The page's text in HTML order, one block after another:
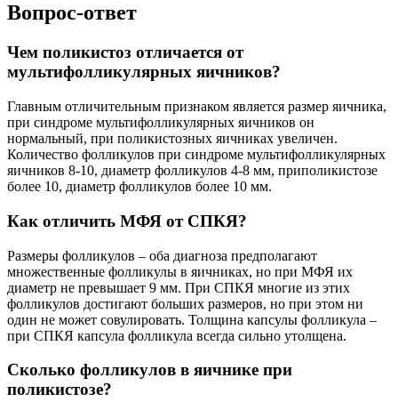
Вопрос-ответ
Чем поликистоз отличается от
мультифолликулярных яичников?
Главным отличительным признаком является размер яичника,
при синдроме мультифолликулярных яичников он
нормальный, при поликистозных яичниках увеличен.
Количество фолликулов при синдроме мультифолликулярных
яичников 8-10, диаметр фолликулов 4-8 мм, приполикистозе
более 10, диаметр фолликулов более 10 мм.
Как отличить МФЯ от СПКЯ?
Размеры фолликулов – оба диагноза предполагают
множественные фолликулы в яичниках, но при МФЯ их
диаметр не превышает 9 мм. При СПКЯ многие из этих
фолликулов достигают больших размеров, но при этом ни
один не может совулировать. Толщина капсулы фолликула –
при СПКЯ капсула фолликула всегда сильно утолщена.
Сколько фолликулов в яичнике при
поликистозе?